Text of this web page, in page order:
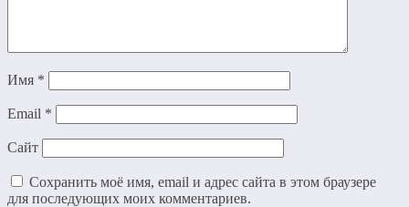
Имя *
Email *
Сайт
Сохранить моё имя, email и адрес сайта в этом браузере
для последующих моих комментариев.